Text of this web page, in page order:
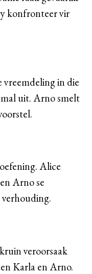
konfronteer vir
in die
uit. Arno smelt
Alice
Arno se
veroorsaak
Karla en Arno.